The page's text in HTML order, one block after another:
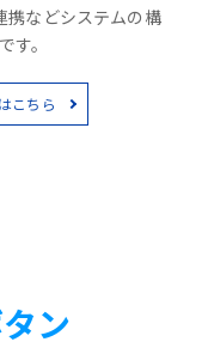
携などシステムの構
。
こちら
ン